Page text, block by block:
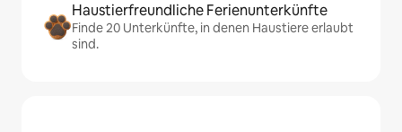
Haustierfreundliche Ferienunterkünfte
Finde 20 Unterkünfte, in denen Haustiere erlaubt
sind.